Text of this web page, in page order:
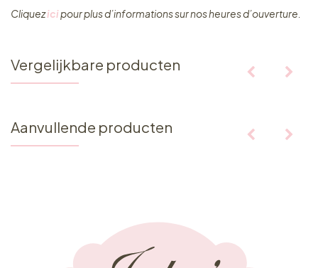
Cliquez ​icipour plus d’informations sur nos heures d’ouverture.
Vergelijkbare producten
Aanvullende producten